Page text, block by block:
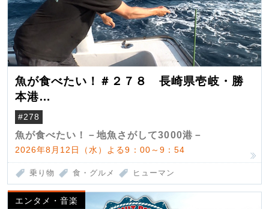
魚が食べたい！＃２７８ 長崎県壱岐・勝
本港
（クロマグロ）
#278
魚が食べたい！－地魚さがして3000港－
2026年8月12日（水）よる9：00～9：54
乗り物 食・グルメ ヒューマン
エンタメ・音楽